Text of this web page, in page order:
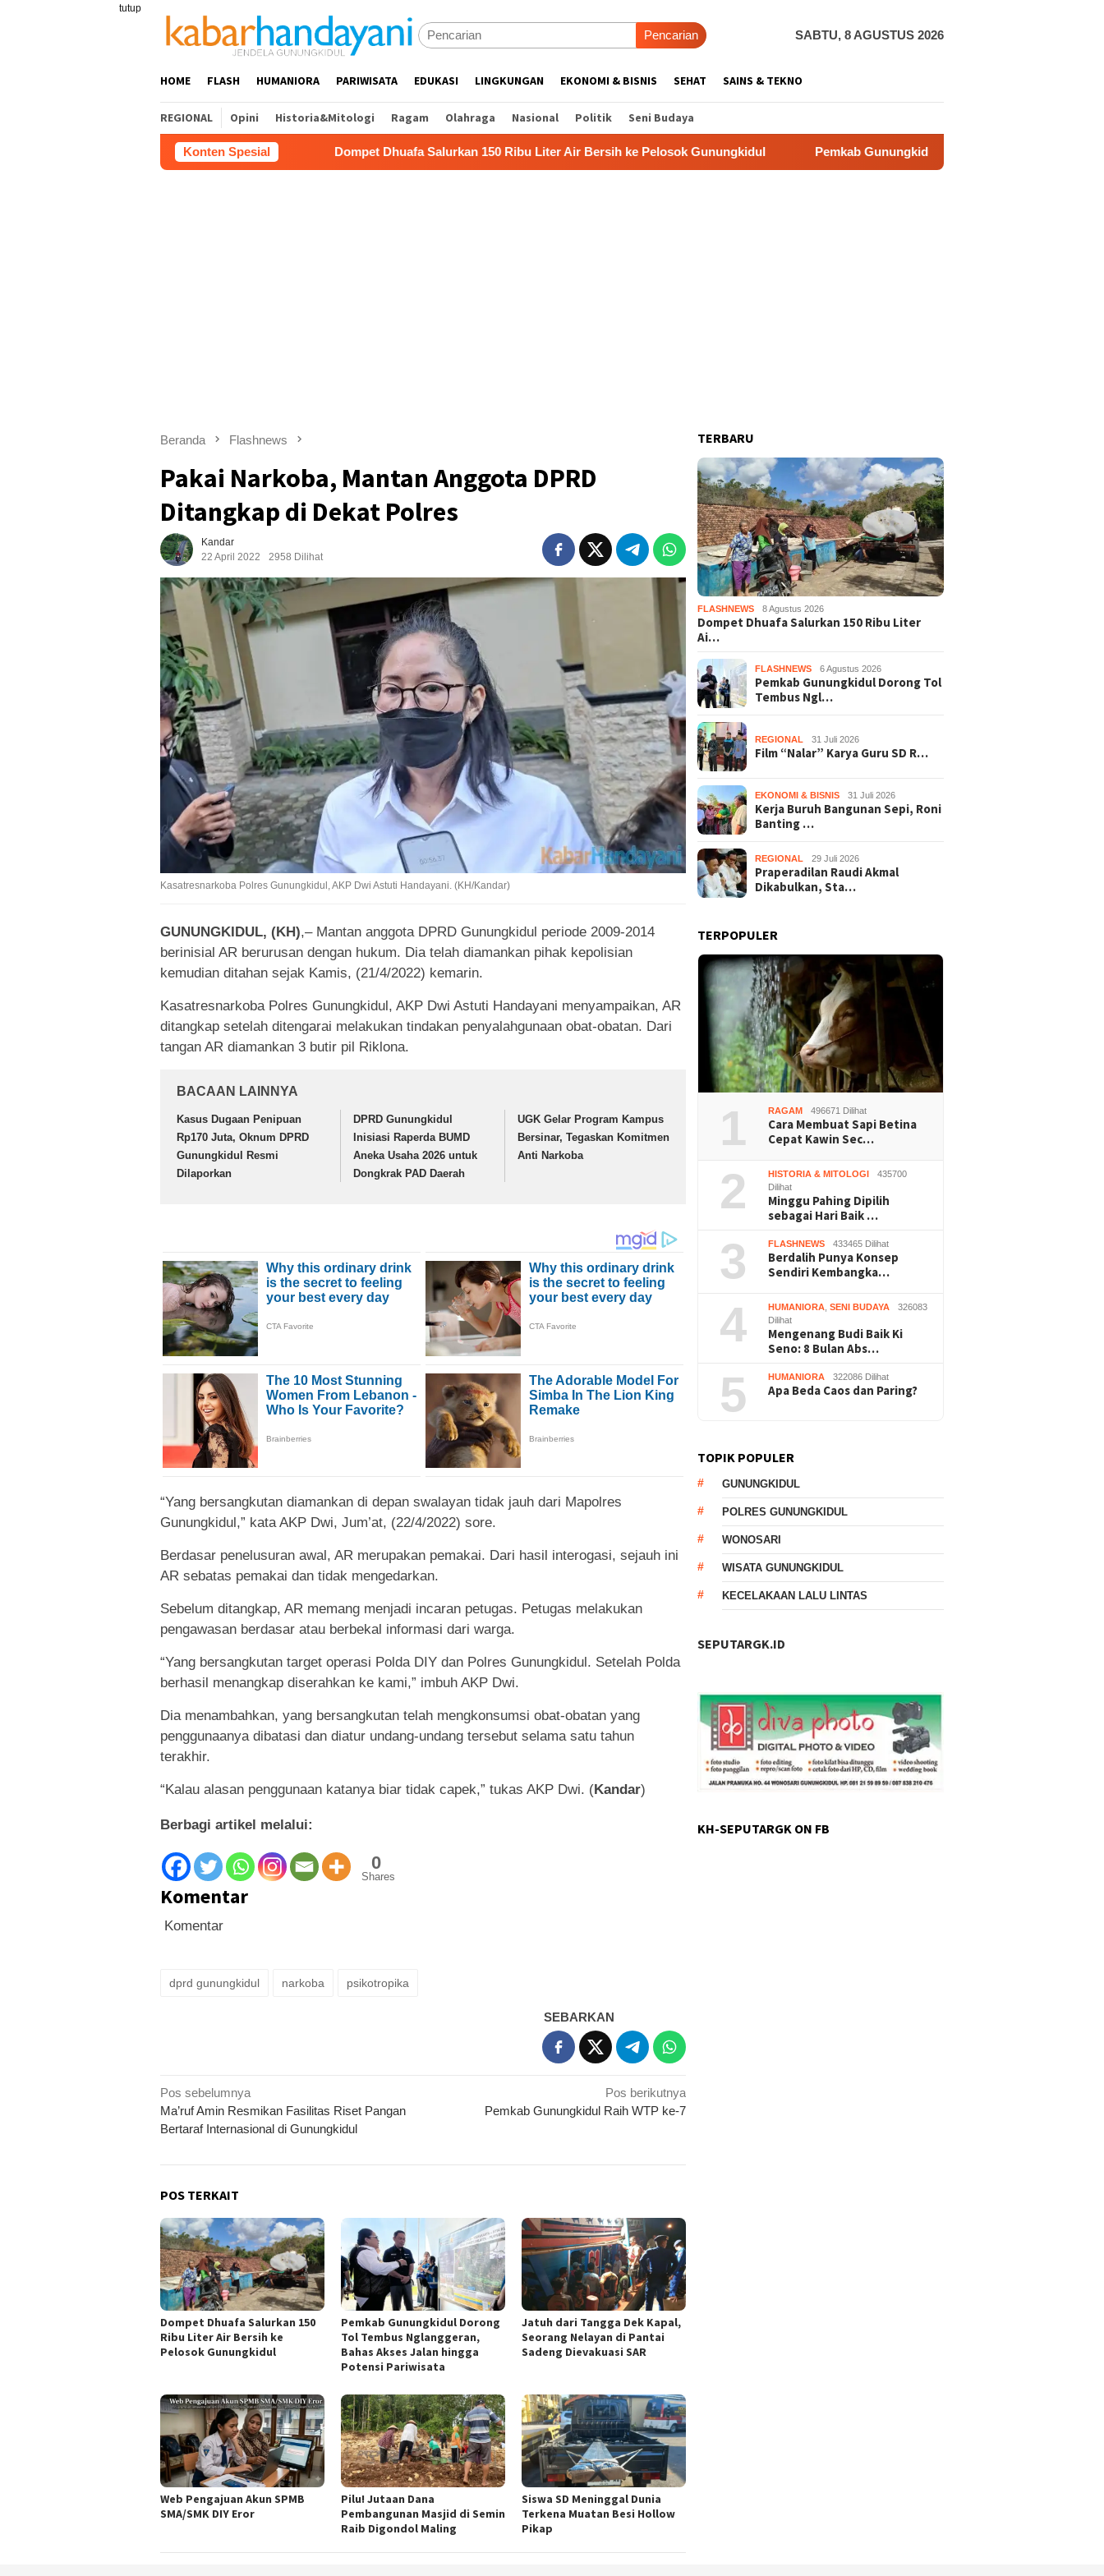
tutup
Pencarian SABTU, 8 AGUSTUS 2026
HOME FLASH HUMANIORA PARIWISATA EDUKASI LINGKUNGAN EKONOMI & BISNIS SEHAT SAINS & TEKNO
REGIONAL Opini Historia&Mitologi Ragam Olahraga Nasional Politik Seni Budaya
Konten SpesialDompet Dhuafa Salurkan 150 Ribu Liter Air Bersih ke Pelosok Gunungkidul Pemkab Gunungkidul Dorong Tol Tembus Nglanggeran, Bahas
Beranda Flashnews
Pakai Narkoba, Mantan Anggota DPRD
Ditangkap di Dekat Polres
Kandar
22 April 2022
2958 Dilihat
Kasatresnarkoba Polres Gunungkidul, AKP Dwi Astuti Handayani. (KH/Kandar)
GUNUNGKIDUL, (KH),– Mantan anggota DPRD Gunungkidul periode 2009-2014
berinisial AR berurusan dengan hukum. Dia telah diamankan pihak kepolisian
kemudian ditahan sejak Kamis, (21/4/2022) kemarin.
Kasatresnarkoba Polres Gunungkidul, AKP Dwi Astuti Handayani menyampaikan, AR
ditangkap setelah ditengarai melakukan tindakan penyalahgunaan obat-obatan. Dari
tangan AR diamankan 3 butir pil Riklona.
BACAAN LAINNYA
Kasus Dugaan Penipuan
Rp170 Juta, Oknum DPRD
Gunungkidul Resmi
Dilaporkan
DPRD Gunungkidul
Inisiasi Raperda BUMD
Aneka Usaha 2026 untuk
Dongkrak PAD Daerah
UGK Gelar Program Kampus
Bersinar, Tegaskan Komitmen
Anti Narkoba
“Yang bersangkutan diamankan di depan swalayan tidak jauh dari Mapolres
Gunungkidul,” kata AKP Dwi, Jum’at, (22/4/2022) sore.
Berdasar penelusuran awal, AR merupakan pemakai. Dari hasil interogasi, sejauh ini
AR sebatas pemakai dan tidak mengedarkan.
Sebelum ditangkap, AR memang menjadi incaran petugas. Petugas melakukan
pengawasan berdasar atau berbekal informasi dari warga.
“Yang bersangkutan target operasi Polda DIY dan Polres Gunungkidul. Setelah Polda
berhasil menangkap diserahkan ke kami,” imbuh AKP Dwi.
Dia menambahkan, yang bersangkutan telah mengkonsumsi obat-obatan yang
penggunaanya dibatasi dan diatur undang-undang tersebut selama satu tahun
terakhir.
“Kalau alasan penggunaan katanya biar tidak capek,” tukas AKP Dwi. (Kandar)
Berbagi artikel melalui:
0
Shares
Komentar
Komentar
dprd gunungkidul narkoba psikotropika
SEBARKAN
Navigasi
pos
Pos sebelumnya
Ma’ruf Amin Resmikan Fasilitas Riset Pangan
Bertaraf Internasional di Gunungkidul
Pos berikutnya
Pemkab Gunungkidul Raih WTP ke-7
POS TERKAIT
Dompet Dhuafa Salurkan 150
Ribu Liter Air Bersih ke
Pelosok Gunungkidul
Pemkab Gunungkidul Dorong
Tol Tembus Nglanggeran,
Bahas Akses Jalan hingga
Potensi Pariwisata
Jatuh dari Tangga Dek Kapal,
Seorang Nelayan di Pantai
Sadeng Dievakuasi SAR
Web Pengajuan Akun SPMB
SMA/SMK DIY Eror
Pilu! Jutaan Dana
Pembangunan Masjid di Semin
Raib Digondol Maling
Siswa SD Meninggal Dunia
Terkena Muatan Besi Hollow
Pikap
TERBARU
FLASHNEWS 8 Agustus 2026
Dompet Dhuafa Salurkan 150 Ribu Liter
Ai…
FLASHNEWS 6 Agustus 2026
Pemkab Gunungkidul Dorong Tol
Tembus Ngl…
REGIONAL 31 Juli 2026
Film “Nalar” Karya Guru SD R…
EKONOMI & BISNIS 31 Juli 2026
Kerja Buruh Bangunan Sepi, Roni
Banting …
REGIONAL 29 Juli 2026
Praperadilan Raudi Akmal
Dikabulkan, Sta…
TERPOPULER
1 RAGAM 496671 Dilihat
Cara Membuat Sapi Betina
Cepat Kawin Sec…
2 HISTORIA & MITOLOGI
435700
Dilihat
Minggu Pahing Dipilih
sebagai Hari Baik …
3 FLASHNEWS 433465 Dilihat
Berdalih Punya Konsep
Sendiri Kembangka…
4 HUMANIORA ,SENI BUDAYA
326083
Dilihat
Mengenang Budi Baik Ki
Seno: 8 Bulan Abs…
5 HUMANIORA 322086 Dilihat
Apa Beda Caos dan Paring?
TOPIK POPULER
GUNUNGKIDUL
POLRES GUNUNGKIDUL
WONOSARI
WISATA GUNUNGKIDUL
KECELAKAAN LALU LINTAS
SEPUTARGK.ID
KH-SEPUTARGK ON FB